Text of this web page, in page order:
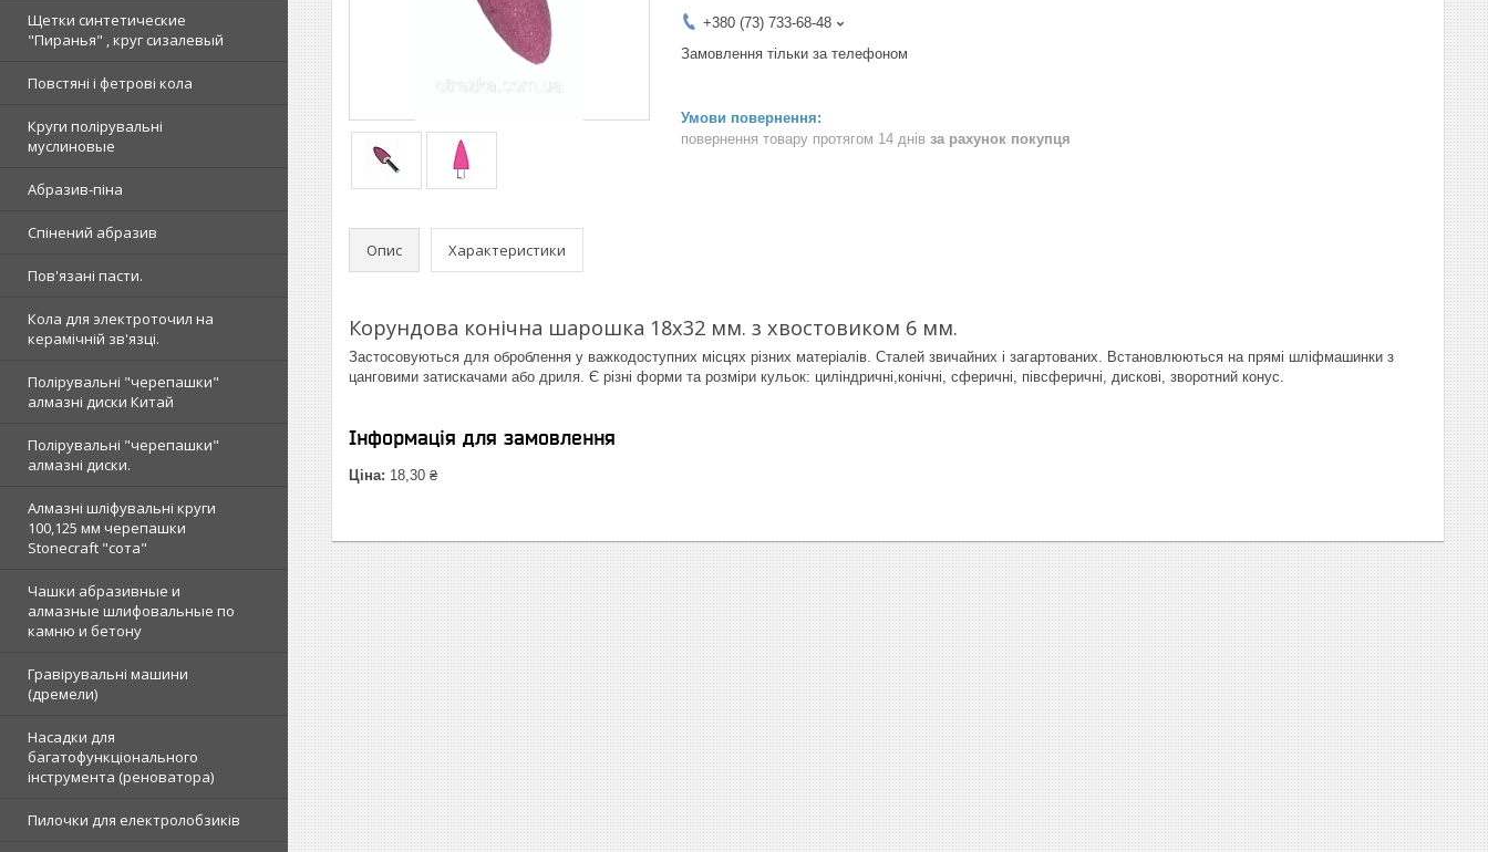
Щетки синтетические
"Пиранья" , круг сизалевый
Повстяні і фетрові кола
Круги полірувальні
муслиновые
Абразив-піна
Спінений абразив
Пов'язані пасти.
Кола для электроточил на
керамічній зв'язці.
Полірувальні "черепашки"
алмазні диски Китай
Полірувальні "черепашки"
алмазні диски.
Алмазні шліфувальні круги
100,125 мм черепашки
Stonecraft "сота"
Чашки абразивные и
алмазные шлифовальные по
камню и бетону
Гравірувальні машини
(дремели)
Насадки для
багатофункціонального
інструмента (реноватора)
Пилочки для електролобзиків
+380 (73) 733-68-48
Замовлення тільки за телефоном
повернення товару протягом 14 днів за рахунок покупця
Опис Характеристики
Корундова конічна шарошка 18х32 мм. з хвостовиком 6 мм.
Застосовуються для оброблення у важкодоступних місцях різних матеріалів. Сталей звичайних і загартованих. Встановлюються на прямі шліфмашинки з
цанговими затискачами або дриля. Є різні форми та розміри кульок: циліндричні,конічні, сферичні, півсферичні, дискові, зворотний конус.
Інформація для замовлення
Ціна: 18,30 ₴